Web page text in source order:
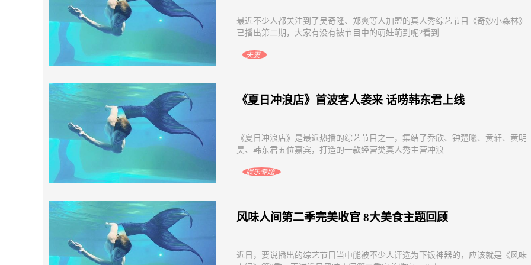
最近不少人都关注到了吴奇隆、郑爽等人加盟的真人秀综艺节目《奇妙小森林》
已播出第二期，大家有没有被节目中的萌娃萌到呢?看到···
夫妻
《夏日冲浪店》首波客人袭来 话唠韩东君上线
《夏日冲浪店》是最近热播的综艺节目之一，集结了乔欣、钟楚曦、黄轩、黄明
昊、韩东君五位嘉宾，打造的一款经营类真人秀主营冲浪···
娱乐专题
风味人间第二季完美收官 8大美食主题回顾
近日，要说播出的综艺节目当中能被不少人评选为下饭神器的，应该就是《风味